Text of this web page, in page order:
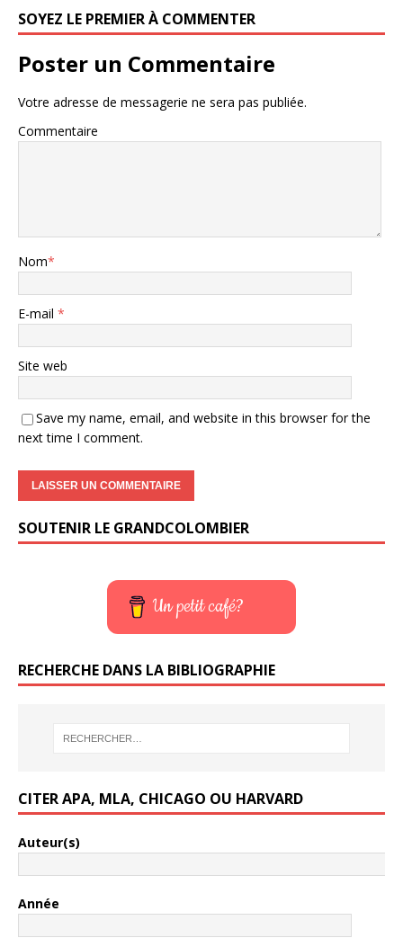
SOYEZ LE PREMIER À COMMENTER
Poster un Commentaire
Votre adresse de messagerie ne sera pas publiée.
Commentaire
Nom*
E-mail *
Site web
Save my name, email, and website in this browser for the
next time I comment.
SOUTENIR LE GRANDCOLOMBIER
Un petit café?
RECHERCHE DANS LA BIBLIOGRAPHIE
CITER APA, MLA, CHICAGO OU HARVARD
Auteur(s)
Année